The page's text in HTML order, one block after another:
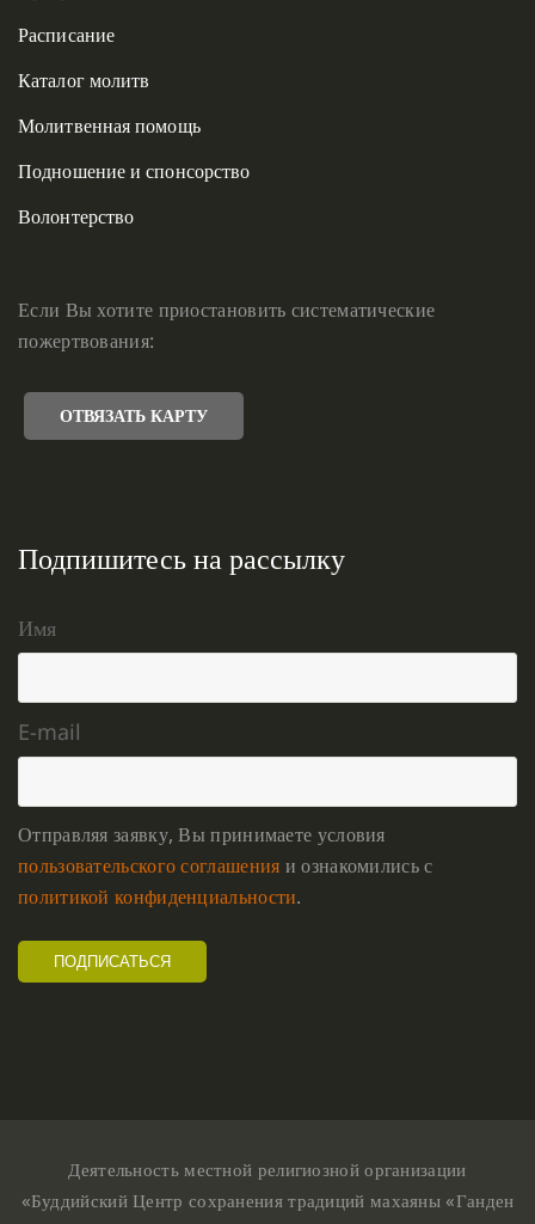
Расписание
Каталог молитв
Молитвенная помощь
Подношение и спонсорство
Волонтерство
Если Вы хотите приостановить систематические
пожертвования:
ОТВЯЗАТЬ КАРТУ
Подпишитесь на рассылку
Имя
E-mail
Отправляя заявку, Вы принимаете условия
пользовательского соглашения и ознакомились с
политикой конфиденциальности.
Деятельность местной религиозной организации
«Буддийский Центр сохранения традиций махаяны «Ганден